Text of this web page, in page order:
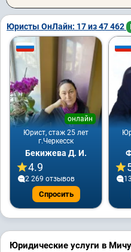
Юристы ОнЛайн: 17 из 47 462
Юрист, стаж 25 лет
онлайн
г.Черкесск
Бекижева Д. И.
4.9
2 269 отзывов
Спросить
Юридические услуги в